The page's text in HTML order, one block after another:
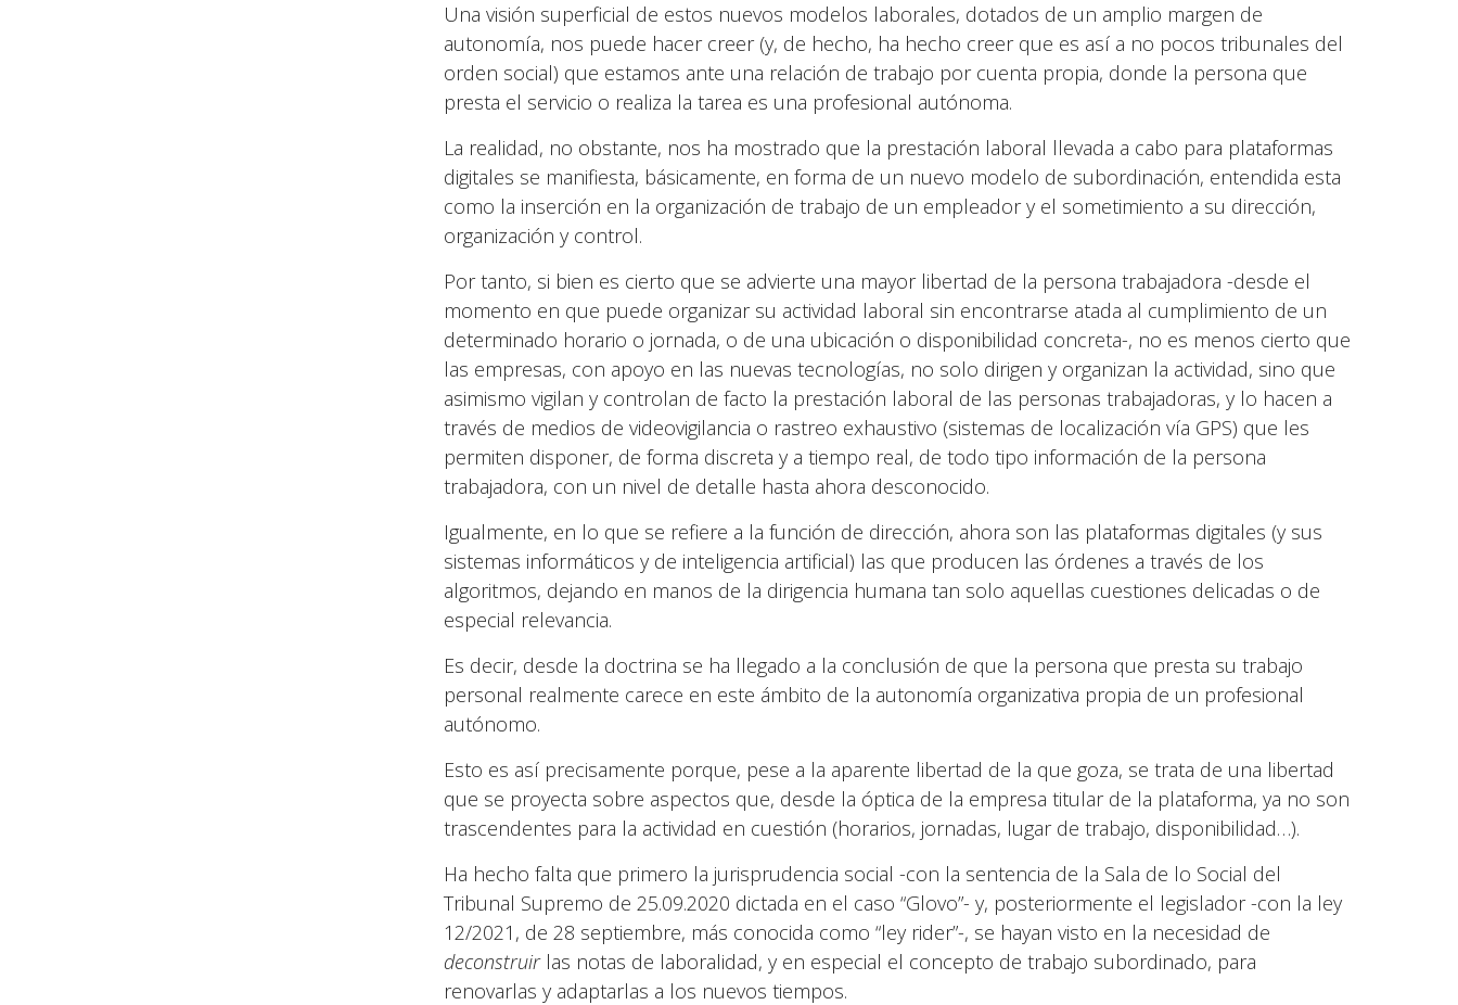
Una visión superficial de estos nuevos modelos laborales, dotados de un amplio margen de
autonomía, nos puede hacer creer (y, de hecho, ha hecho creer que es así a no pocos tribunales del
orden social) que estamos ante una relación de trabajo por cuenta propia, donde la persona que
presta el servicio o realiza la tarea es una profesional autónoma.
La realidad, no obstante, nos ha mostrado que la prestación laboral llevada a cabo para plataformas
digitales se manifiesta, básicamente, en forma de un nuevo modelo de subordinación, entendida esta
como la inserción en la organización de trabajo de un empleador y el sometimiento a su dirección,
organización y control.
Por tanto, si bien es cierto que se advierte una mayor libertad de la persona trabajadora -desde el
momento en que puede organizar su actividad laboral sin encontrarse atada al cumplimiento de un
determinado horario o jornada, o de una ubicación o disponibilidad concreta-, no es menos cierto que
las empresas, con apoyo en las nuevas tecnologías, no solo dirigen y organizan la actividad, sino que
asimismo vigilan y controlan de facto la prestación laboral de las personas trabajadoras, y lo hacen a
través de medios de videovigilancia o rastreo exhaustivo (sistemas de localización vía GPS) que les
permiten disponer, de forma discreta y a tiempo real, de todo tipo información de la persona
trabajadora, con un nivel de detalle hasta ahora desconocido.
Igualmente, en lo que se refiere a la función de dirección, ahora son las plataformas digitales (y sus
sistemas informáticos y de inteligencia artificial) las que producen las órdenes a través de los
algoritmos, dejando en manos de la dirigencia humana tan solo aquellas cuestiones delicadas o de
especial relevancia.
Es decir, desde la doctrina se ha llegado a la conclusión de que la persona que presta su trabajo
personal realmente carece en este ámbito de la autonomía organizativa propia de un profesional
autónomo.
Esto es así precisamente porque, pese a la aparente libertad de la que goza, se trata de una libertad
que se proyecta sobre aspectos que, desde la óptica de la empresa titular de la plataforma, ya no son
trascendentes para la actividad en cuestión (horarios, jornadas, lugar de trabajo, disponibilidad…).
Ha hecho falta que primero la jurisprudencia social -con la sentencia de la Sala de lo Social del
Tribunal Supremo de 25.09.2020 dictada en el caso “Glovo”- y, posteriormente el legislador -con la ley
12/2021, de 28 septiembre, más conocida como “ley rider”-, se hayan visto en la necesidad de
deconstruirlas notas de laboralidad, y en especial el concepto de trabajo subordinado, para
renovarlas y adaptarlas a los nuevos tiempos.